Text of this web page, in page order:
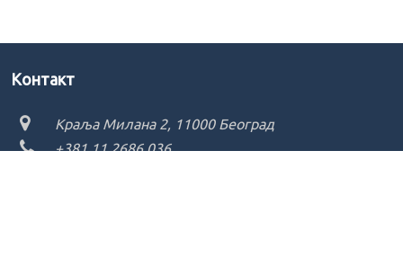
Kонтакт
Краља Милана 2, 11000 Београд
+381 11 2686 036